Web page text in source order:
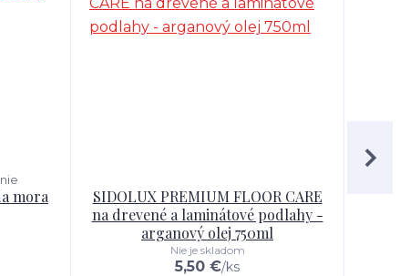
mora
SIDOLUX PREMIUM FLOOR CARE
na drevené a laminátové podlahy -
arganový olej 750ml
5,50 €/ks
Nie je skladom